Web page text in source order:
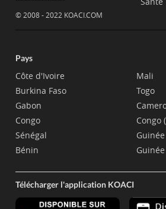
© 2008 - 2022 KOACI.COM
Pays
Côte d'Ivoire
Burkina Faso
Gabon
Congo
Sénégal
Bénin
Mali
Togo
Congo
Guinée
Télécharger l'application KOACI